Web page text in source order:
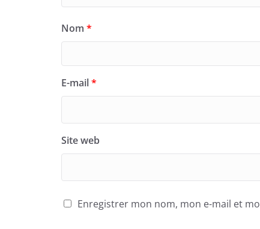
Nom *
E-mail*
Site web
Enregistrer mon nom, mon e-mail et